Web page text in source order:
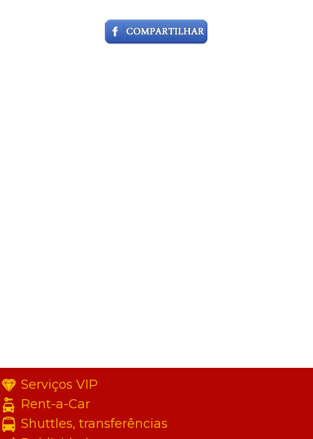
Serviços VIP
Rent-a-Car
Shuttles, transferências